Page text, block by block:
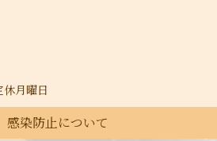
月曜日
感染防止について